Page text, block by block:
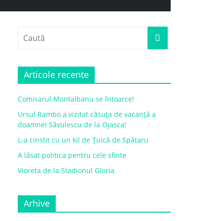
Articole recente
Comisarul Montalbanu se întoarce!
Ursul Rambo a vizitat căsuța de vacanță a
doamnei Săvulescu de la Ojasca!
L-a cinstit cu un kil de Țuică de Spătaru
A lăsat politica pentru cele sfinte
Vioreta de la Stadionul Gloria
Arhive